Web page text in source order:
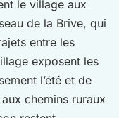
le village aux
de la Brive, qui
entre les
exposent les
l’été et de
chemins ruraux